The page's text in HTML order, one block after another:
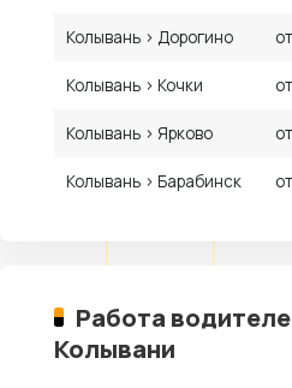
Колывань › Дорогино
Колывань › Кочки
Колывань › Ярково
Колывань › Барабинск
Работа
Колывани